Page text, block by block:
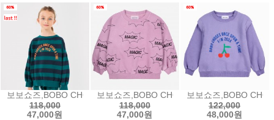
보보쇼즈,BOBO CHOSES Bobo Circle stripes sweatshirt보보써클
118,000
47,000원
보보쇼즈,BOBO CHOSES It's Magic all over
118,000
47,000원
보보쇼즈,BOBO
122,000
48,000원